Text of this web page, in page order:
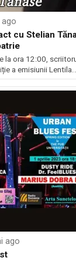
cu Stelian
la ora 12:00,
a emisiunii
ago